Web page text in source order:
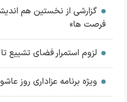
گزارشی از نخستین هم
فرصت ها»
لزوم استمرار فضای تشییع
ویژه برنامه عزاداری روز